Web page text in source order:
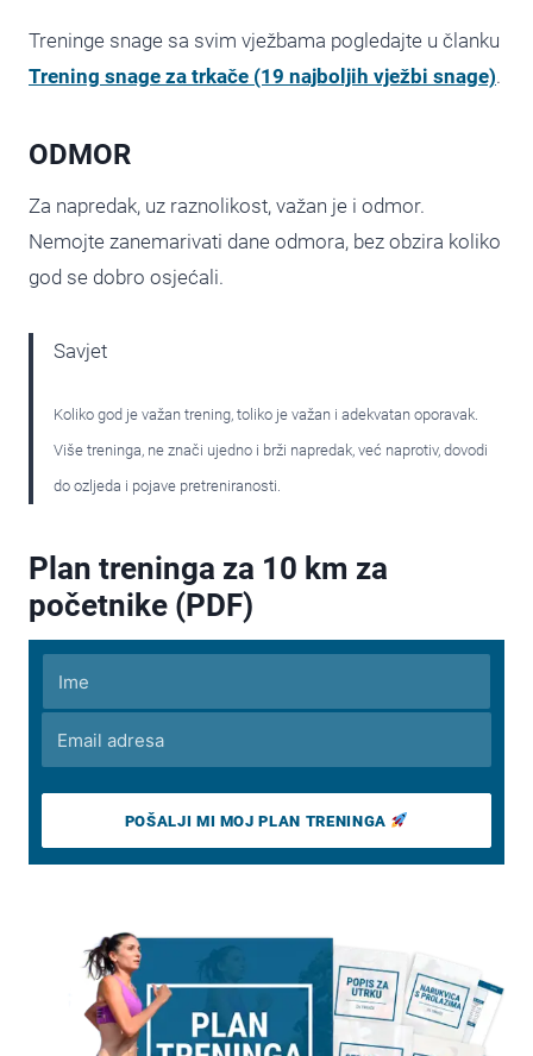
Treninge snage sa svim vježbama pogledajte u članku
Trening snage za trkače (19 najboljih vježbi snage).
ODMOR
Za napredak, uz raznolikost, važan je i odmor.
Nemojte zanemarivati dane odmora, bez obzira koliko
god se dobro osjećali.
Savjet
Koliko god je važan trening, toliko je važan i adekvatan oporavak.
Više treninga, ne znači ujedno i brži napredak, već naprotiv, dovodi
do ozljeda i pojave pretreniranosti.
Plan treninga za 10 km za
početnike (PDF)
POŠALJI MI MOJ PLAN TRENINGA